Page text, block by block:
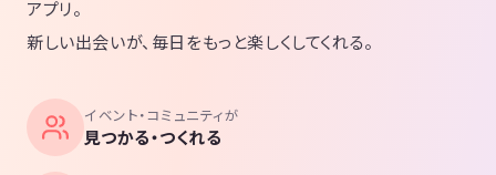
アプリ。
新しい出会いが、毎日をもっと楽しくしてくれる。
イベント・コミュニティが
見つかる・つくれる